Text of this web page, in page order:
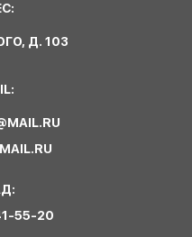
Д. 103
55-20